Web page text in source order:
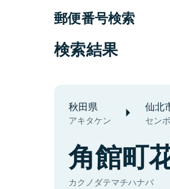
郵便番号検索
検索結果
秋田県
アキタケン
仙北
セン
角館町
カクノダテマチハナバ